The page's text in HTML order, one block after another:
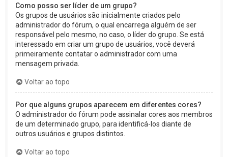
Como posso ser líder de um grupo?
Os grupos de usuários são inicialmente criados pelo
administrador do fórum, o qual encarrega alguém de ser
responsável pelo mesmo, no caso, o líder do grupo. Se está
interessado em criar um grupo de usuários, você deverá
primeiramente contatar o administrador com uma
mensagem privada.
Voltar ao topo
Por que alguns grupos aparecem em diferentes cores?
O administrador do fórum pode assinalar cores aos membros
de um determinado grupo, para identificá-los diante de
outros usuários e grupos distintos.
Voltar ao topo